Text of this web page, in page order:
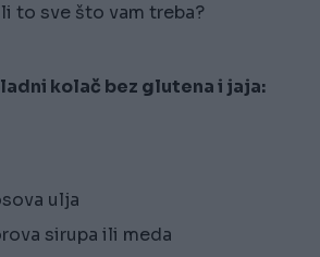
to sve što vam treba?
kolač bez glutena i jaja:
ulja
sirupa ili meda